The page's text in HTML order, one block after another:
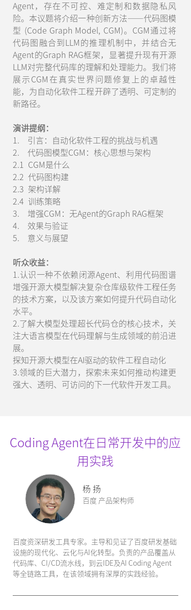
Agent，存在不可控、难定制和数据隐私风
险。本议题将介绍一种创新方法——代码图模
型 (Code Graph Model, CGM)。CGM通过将
代码图融合到LLM的推理机制中，并结合无
Agent的Graph RAG框架，显著提升现有开源
LLM对完整代码库的理解和处理能力。我们将
展示CGM在真实世界问题修复上的卓越性
能，为自动化软件工程开辟了透明、可定制的
新路径。
演讲提纲：
1. 引言：自动化软件工程的挑战与机遇
2. 代码图模型CGM：核心思想与架构
2.1 CGM是什么
2.2 代码图构建
2.3 架构详解
2.4 训练策略
3. 增强CGM：无Agent的Graph RAG框架
4. 效果与验证
5. 意义与展望
听众收益：
1.认识一种不依赖闭源Agent、利用代码图谱
增强开源大模型解决复杂仓库级软件工程任务
的技术方案，以及该方案如何提升代码自动化
水平。
2.了解大模型处理超长代码仓的核心技术，关
注大语言模型在代码理解与生成领域的前沿进
展。
探知开源大模型在AI驱动的软件工程自动化
3.领域的巨大潜力，探索未来如何推动构建更
强大、透明、可访问的下一代软件开发工具。
杨 扬
百度 产品架构师
百度资深研发工具专家。主导和见证了百度研发基础
设施的现代化、云化与AI化转型。负责的产品覆盖从
代码库、CI/CD流水线，到云IDE及AI Coding Agent
等全链路工具，在该领域拥有深厚的实践经验。
Coding Agent在日常开发中的应
用实践